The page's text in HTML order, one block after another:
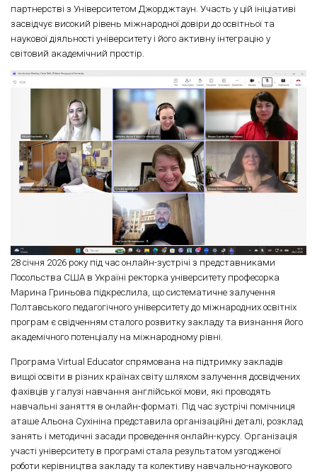
партнерстві з Університетом Джорджтаун. Участь у цій ініціативі
засвідчує високий рівень міжнародної довіри до освітньої та
наукової діяльності університету і його активну інтеграцію у
світовий академічний простір.
28 січня 2026 року під час онлайн-зустрічі з представниками
Посольства США в Україні ректорка університету професорка
Марина Гриньова підкреслила, що систематичне залучення
Полтавського педагогічного університету до міжнародних освітніх
програм є свідченням сталого розвитку закладу та визнання його
академічного потенціалу на міжнародному рівні.
Програма Virtual Educator спрямована на підтримку закладів
вищої освіти в різних країнах світу шляхом залучення досвідчених
фахівців у галузі навчання англійської мови, які проводять
навчальні заняття в онлайн-форматі. Під час зустрічі помічниця
аташе Альона Сухініна представила організаційні деталі, розклад
занять і методичні засади проведення онлайн-курсу. Організація
участі університету в програмі стала результатом узгодженої
роботи керівництва закладу та колективу навчально-наукового